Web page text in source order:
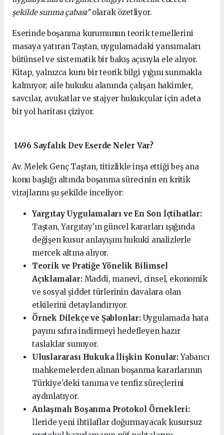
şekilde sunma çabası"olarak özetliyor.
Eserinde boşanma kurumunun teorik temellerini
masaya yatıran Taştan, uygulamadaki yansımaları
bütünsel ve sistematik bir bakış açısıyla ele alıyor.
Kitap, yalnızca kuru bir teorik bilgi yığını sunmakla
kalmıyor; aile hukuku alanında çalışan hakimler,
savcılar, avukatlar ve stajyer hukukçular için adeta
bir yol haritası çiziyor.
1496 Sayfalık Dev Eserde Neler Var?
Av. Melek Genç Taştan, titizlikle inşa ettiği beş ana
konu başlığı altında boşanma sürecinin en kritik
virajlarını şu şekilde inceliyor:
Yargıtay Uygulamaları ve En Son İçtihatlar:
Taştan, Yargıtay'ın güncel kararları ışığında
değişen kusur anlayışını hukuki analizlerle
mercek altına alıyor.
Teorik ve Pratiğe Yönelik Bilimsel
Açıklamalar:Maddi, manevi, cinsel, ekonomik
ve sosyal şiddet türlerinin davalara olan
etkilerini detaylandırıyor.
Örnek Dilekçe ve Şablonlar:Uygulamada hata
payını sıfıra indirmeyi hedefleyen hazır
taslaklar sunuyor.
Uluslararası Hukuka İlişkin Konular:Yabancı
mahkemelerden alınan boşanma kararlarının
Türkiye'deki tanıma ve tenfiz süreçlerini
aydınlatıyor.
Anlaşmalı Boşanma Protokol Örnekleri:
İleride yeni ihtilaflar doğurmayacak kusursuz